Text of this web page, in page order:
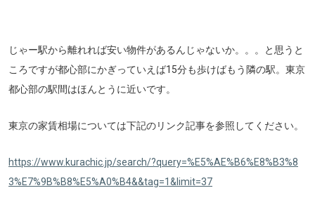
じゃー駅から離れれば安い物件があるんじゃないか。。。と思うと
ころですが都心部にかぎっていえば15分も歩けばもう隣の駅。東京
都心部の駅間はほんとうに近いです。
東京の家賃相場については下記のリンク記事を参照してください。
https://www.kurachic.jp/search/?query=%E5%AE%B6%E8%B3%8
3%E7%9B%B8%E5%A0%B4&&tag=1&limit=37